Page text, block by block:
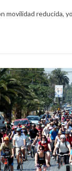
movilidad reducida,